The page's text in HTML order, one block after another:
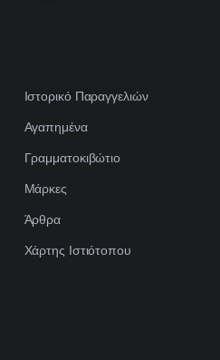
Ιστορικό Παραγγελιών
Αγαπημένα
Γραμματοκιβώτιο
Μάρκες
Άρθρα
Χάρτης Ιστιότοπου